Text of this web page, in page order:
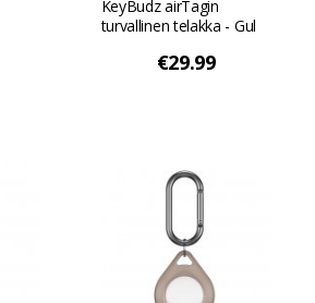
KeyBudz airTagin
turvallinen telakka - Gul
€29.99